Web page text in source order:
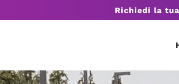
Richiedi la